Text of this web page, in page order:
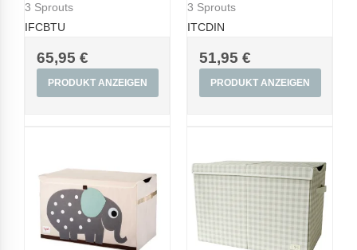
3 Sprouts
IFCBTU
65,95 €
PRODUKT ANZEIGEN
3 Sprouts
ITCDIN
51,95 €
PRODUKT ANZEIGEN